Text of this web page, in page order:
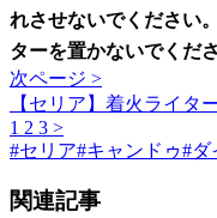
れさせないでください
ターを置かないでくださ
次ページ >
【セリア】着火ライタ
1 2 3 >
#セリア#キャンドゥ#ダ
関連記事